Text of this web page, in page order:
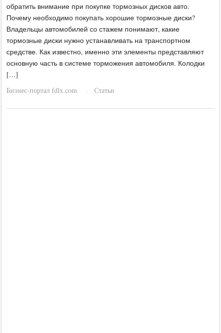
обратить внимание при покупке тормозных дисков авто.
Почему необходимо покупать хорошие тормозные диски?
Владельцы автомобилей со стажем понимают, какие
тормозные диски нужно устанавливать на транспортном
средстве. Как известно, именно эти элементы представляют
основную часть в системе торможения автомобиля. Колодки
[…]
Бизнес-портал fdlx.com
· Статьи